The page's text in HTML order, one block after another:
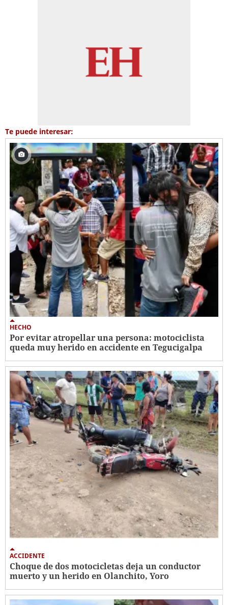
Te puede interesar:
HECHO
Por evitar atropellar una persona: motociclista
queda muy herido en accidente en Tegucigalpa
ACCIDENTE
Choque de dos motocicletas deja un conductor
muerto y un herido en Olanchito, Yoro